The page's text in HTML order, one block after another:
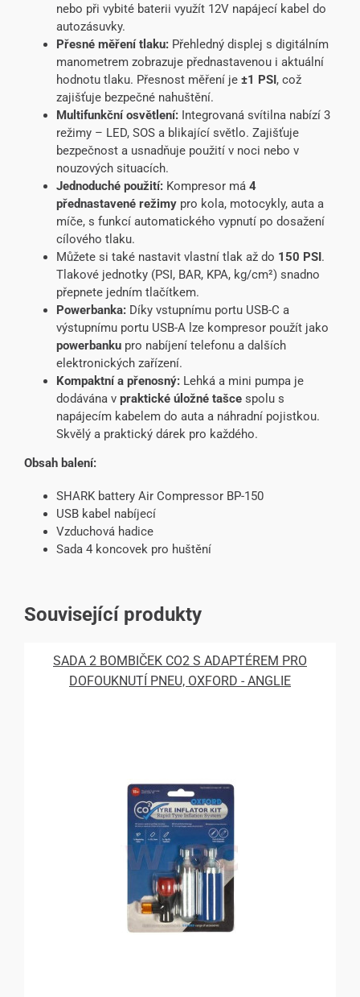
nebo při vybité baterii využít 12V napájecí kabel do
autozásuvky.
Přesné měření tlaku: Přehledný displej s digitálním
manometrem zobrazuje přednastavenou i aktuální
hodnotu tlaku. Přesnost měření je ±1 PSI, což
zajišťuje bezpečné nahuštění.
Multifunkční osvětlení: Integrovaná svítilna nabízí 3
režimy – LED, SOS a blikající světlo. Zajišťuje
bezpečnost a usnadňuje použití v noci nebo v
nouzových situacích.
Jednoduché použití: Kompresor má 4
přednastavené režimy pro kola, motocykly, auta a
míče, s funkcí automatického vypnutí po dosažení
cílového tlaku.
Můžete si také nastavit vlastní tlak až do 150 PSI.
Tlakové jednotky (PSI, BAR, KPA, kg/cm²) snadno
přepnete jedním tlačítkem.
Powerbanka: Díky vstupnímu portu USB-C a
výstupnímu portu USB-A lze kompresor použít jako
powerbanku pro nabíjení telefonu a dalších
elektronických zařízení.
Kompaktní a přenosný: Lehká a mini pumpa je
dodávána v praktické úložné tašce spolu s
napájecím kabelem do auta a náhradní pojistkou.
Skvělý a praktický dárek pro každého.
Obsah balení:
SHARK battery Air Compressor BP-150
USB kabel nabíjecí
Vzduchová hadice
Sada 4 koncovek pro huštění
Související produkty
SADA 2 BOMBIČEK CO2 S ADAPTÉREM PRO
DOFOUKNUTÍ PNEU, OXFORD - ANGLIE